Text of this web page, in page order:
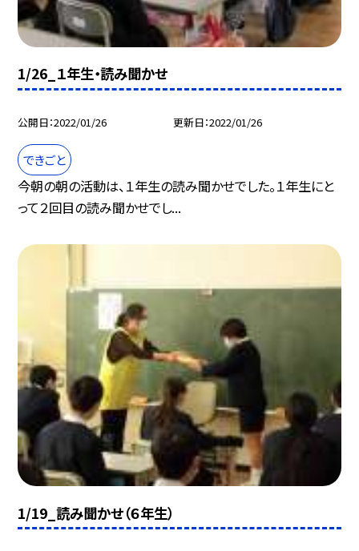
1/26_１年生・読み聞かせ
公開日 2022/01/26 更新日 2022/01/26
できごと
今朝の朝の活動は、１年生の読み聞かせでした。１年生にと
って２回目の読み聞かせでし...
1/19_読み聞かせ（６年生）